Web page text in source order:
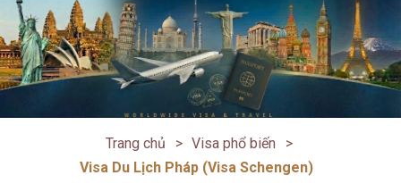
Trang chủ
Visa phổ biến
Visa Du Lịch Pháp (Visa Schengen)